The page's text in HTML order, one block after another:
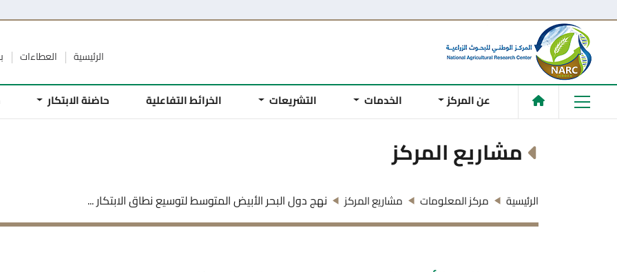
الرئيسية العطاءات
عن المركز الخدمات التشريعات الخرائط التفاعلية حاضنة الابتكار
مشاريع المركز
الرئيسية مركز المعلومات مشاريع المركز نهج دول البحر الأبيض المتوسط لتوسيع نطاق الابتكار ...